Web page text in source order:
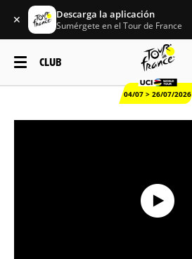
✕ Descarga la aplicación
Sumérgete en el Tour de France
CLUB
04/07 > 26/07/2026